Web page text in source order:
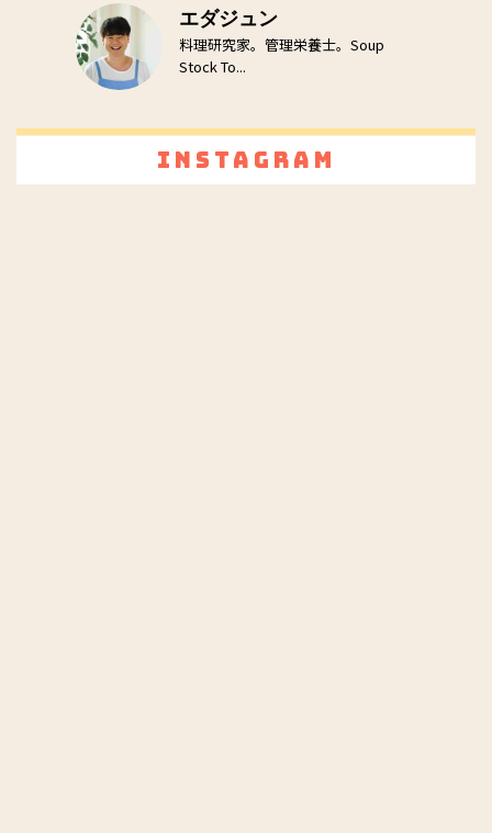
エダジュン
料理研究家。管理栄養士。Soup
Stock To...
Instagram